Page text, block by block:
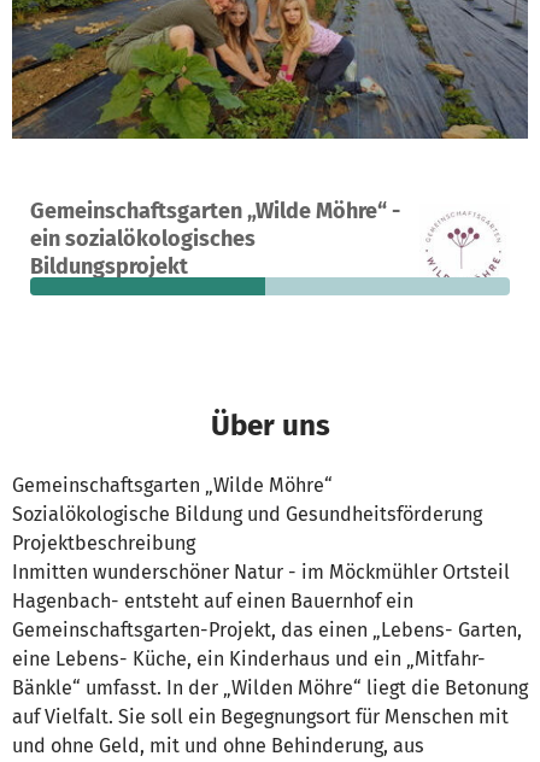
Gemeinschaftsgarten „Wilde Möhre“ -
ein sozialökologisches
Bildungsprojekt
Ein Projekt in Möckmühl-Hagenbach, Deutschland
20
Spenden
49 % 1.295 €
fehlen noch
Über uns
Gemeinschaftsgarten „Wilde Möhre“
Sozialökologische Bildung und Gesundheitsförderung
Projektbeschreibung
Inmitten wunderschöner Natur - im Möckmühler Ortsteil
Hagenbach- entsteht auf einen Bauernhof ein
Gemeinschaftsgarten-Projekt, das einen „Lebens- Garten,
eine Lebens- Küche, ein Kinderhaus und ein „Mitfahr-
Bänkle“ umfasst. In der „Wilden Möhre“ liegt die Betonung
auf Vielfalt. Sie soll ein Begegnungsort für Menschen mit
und ohne Geld, mit und ohne Behinderung, aus